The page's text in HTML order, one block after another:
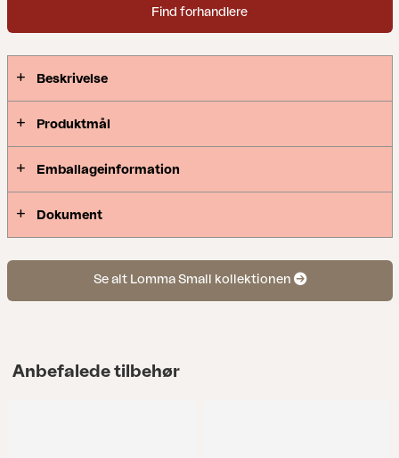
Find forhandlere
Beskrivelse
Produktmål
Emballageinformation
Dokument
Se alt Lomma Small kollektionen
Anbefalede tilbehør